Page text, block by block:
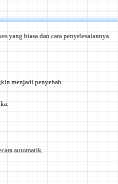
yang biasa dan cara penyelesaiannya.
menjadi penyebab.
automatik.